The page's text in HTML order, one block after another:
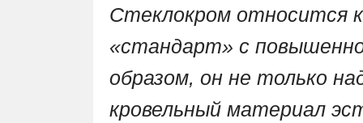
Стеклокром относится
«стандарт» с
образом, он не только
кровельный материал